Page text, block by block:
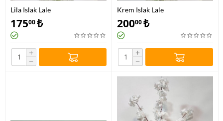
Lila Islak Lale
17500₺
+
−
Krem Islak Lale
20000₺
+
−